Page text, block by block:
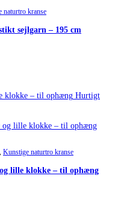
naturtro kranse
sejlgarn – 195 cm
Hurtigt
, Kunstige naturtro kranse
lille klokke – til ophæng